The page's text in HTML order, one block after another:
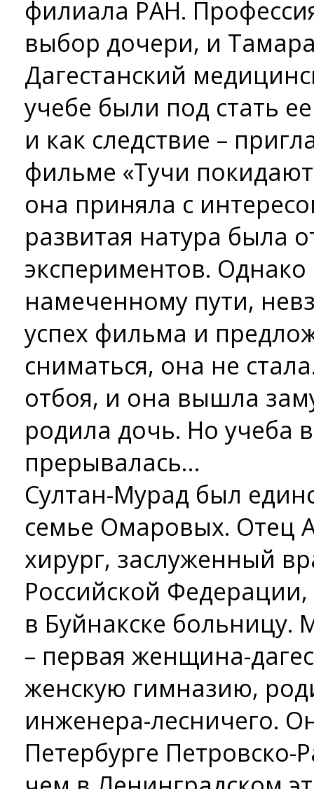
филиала РАН.
выбор дочери, и
Дагестанский
учебе были под стать
и как следствие –
фильме «Тучи
она приняла с
развитая натура была
экспериментов.
намеченному пути,
успех фильма и
сниматься, она не
отбоя, и она вышла
родила дочь. Но учеба
прерывалась…
Султан-Мурад был
семье Омаровых. Отец
хирург, заслуженный
Российской Федерации,
в Буйнакске больницу.
– первая женщина-
женскую гимназию,
инженера-лесничего.
Петербурге Петровско-